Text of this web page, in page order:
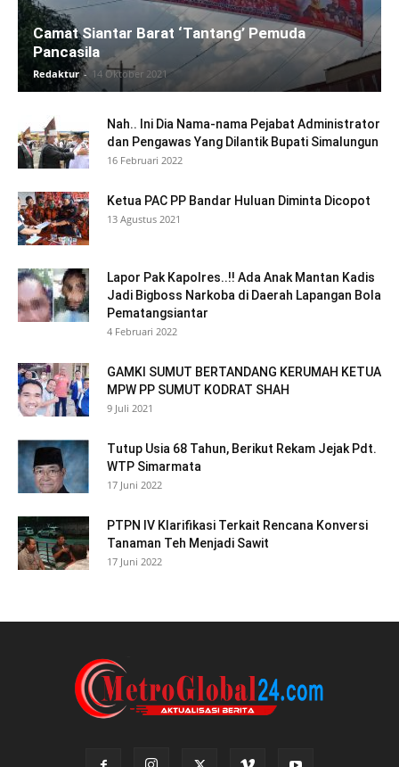
Camat Siantar Barat ‘Tantang’ Pemuda
Pancasila
Redaktur - 14 Oktober 2021
Nah.. Ini Dia Nama-nama Pejabat Administrator
dan Pengawas Yang Dilantik Bupati Simalungun
16 Februari 2022
Ketua PAC PP Bandar Huluan Diminta Dicopot
13 Agustus 2021
Lapor Pak Kapolres..!! Ada Anak Mantan Kadis
Jadi Bigboss Narkoba di Daerah Lapangan Bola
Pematangsiantar
4 Februari 2022
GAMKI SUMUT BERTANDANG KERUMAH KETUA
MPW PP SUMUT KODRAT SHAH
9 Juli 2021
Tutup Usia 68 Tahun, Berikut Rekam Jejak Pdt.
WTP Simarmata
17 Juni 2022
PTPN IV Klarifikasi Terkait Rencana Konversi
Tanaman Teh Menjadi Sawit
17 Juni 2022